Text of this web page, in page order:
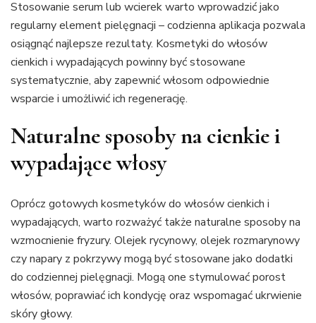
Stosowanie serum lub wcierek warto wprowadzić jako
regularny element pielęgnacji – codzienna aplikacja pozwala
osiągnąć najlepsze rezultaty. Kosmetyki do włosów
cienkich i wypadających powinny być stosowane
systematycznie, aby zapewnić włosom odpowiednie
wsparcie i umożliwić ich regenerację.
Naturalne sposoby na cienkie i
wypadające włosy
Oprócz gotowych kosmetyków do włosów cienkich i
wypadających, warto rozważyć także naturalne sposoby na
wzmocnienie fryzury. Olejek rycynowy, olejek rozmarynowy
czy napary z pokrzywy mogą być stosowane jako dodatki
do codziennej pielęgnacji. Mogą one stymulować porost
włosów, poprawiać ich kondycję oraz wspomagać ukrwienie
skóry głowy.